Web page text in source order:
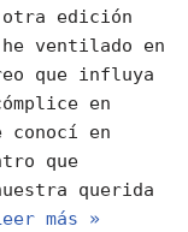
edición
ventilado en
que influya
en
en
que
querida
más »